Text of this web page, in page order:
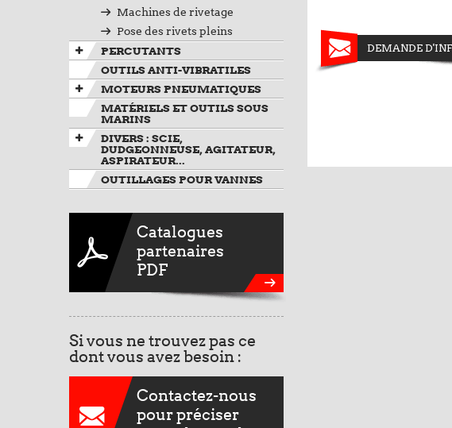
Machines de rivetage
Pose des rivets pleins
PERCUTANTS
OUTILS ANTI-VIBRATILES
MOTEURS PNEUMATIQUES
MATÉRIELS ET OUTILS SOUS
MARINS
DIVERS : SCIE,
DUDGEONNEUSE, AGITATEUR,
ASPIRATEUR...
OUTILLAGES POUR VANNES
Catalogues
partenaires
PDF
Si vous ne trouvez pas ce
dont vous avez besoin :
Contactez-nous
pour préciser
DEMANDE